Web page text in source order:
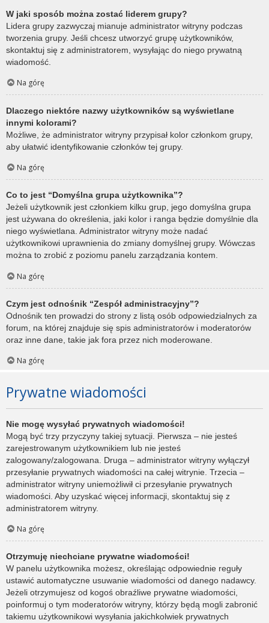
W jaki sposób można zostać liderem grupy?
Lidera grupy zazwyczaj mianuje administrator witryny podczas
tworzenia grupy. Jeśli chcesz utworzyć grupę użytkowników,
skontaktuj się z administratorem, wysyłając do niego prywatną
wiadomość.
Na górę
Dlaczego niektóre nazwy użytkowników są wyświetlane
innymi kolorami?
Możliwe, że administrator witryny przypisał kolor członkom grupy,
aby ułatwić identyfikowanie członków tej grupy.
Na górę
Co to jest “Domyślna grupa użytkownika”?
Jeżeli użytkownik jest członkiem kilku grup, jego domyślna grupa
jest używana do określenia, jaki kolor i ranga będzie domyślnie dla
niego wyświetlana. Administrator witryny może nadać
użytkownikowi uprawnienia do zmiany domyślnej grupy. Wówczas
można to zrobić z poziomu panelu zarządzania kontem.
Na górę
Czym jest odnośnik “Zespół administracyjny”?
Odnośnik ten prowadzi do strony z listą osób odpowiedzialnych za
forum, na której znajduje się spis administratorów i moderatorów
oraz inne dane, takie jak fora przez nich moderowane.
Na górę
Prywatne wiadomości
Nie mogę wysyłać prywatnych wiadomości!
Mogą być trzy przyczyny takiej sytuacji. Pierwsza – nie jesteś
zarejestrowanym użytkownikiem lub nie jesteś
zalogowany/zalogowana. Druga – administrator witryny wyłączył
przesyłanie prywatnych wiadomości na całej witrynie. Trzecia –
administrator witryny uniemożliwił ci przesyłanie prywatnych
wiadomości. Aby uzyskać więcej informacji, skontaktuj się z
administratorem witryny.
Na górę
Otrzymuję niechciane prywatne wiadomości!
W panelu użytkownika możesz, określając odpowiednie reguły
ustawić automatyczne usuwanie wiadomości od danego nadawcy.
Jeżeli otrzymujesz od kogoś obraźliwe prywatne wiadomości,
poinformuj o tym moderatorów witryny, którzy będą mogli zabronić
takiemu użytkownikowi wysyłania jakichkolwiek prywatnych